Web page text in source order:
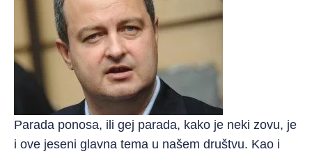
Parada ponosa, ili gej parada, kako je neki zovu, je
i ove jeseni glavna tema u našem društvu. Kao i